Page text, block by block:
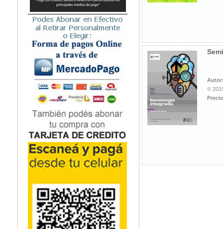
Medicina Interna
Microbiología
Nefrología
Neonatología / Pediatría
Neumología
Neuroanatomía / Neurociencia
Neurocirugía
Neurología
Nutrición
Odontología
Oftalmología
Oncología / Cuidados Paliativos
Ortopedía / Traumatología
Osteopatía
Otorrinolaringología
Podología
Psicología
Psiquiatría
Química
©